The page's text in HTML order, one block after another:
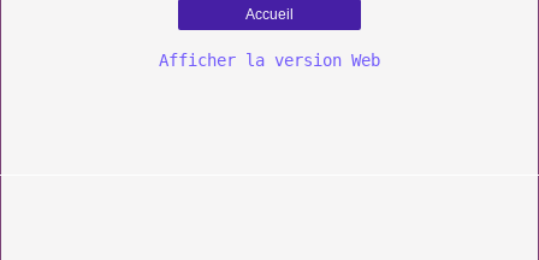
Accueil
Afficher la version Web